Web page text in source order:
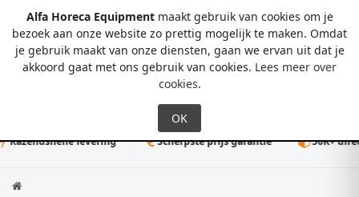
Alfa Horeca Equipmentmaakt gebruik van cookies om je
bezoek aan onze website zo prettig mogelijk te maken. Omdat
je gebruik maakt van onze diensten, gaan we ervan uit dat je
akkoord gaat met ons gebruik van cookies. Lees meer over
cookies.
0
Razendsnelle levering Scherpste prijs garantie 50K+